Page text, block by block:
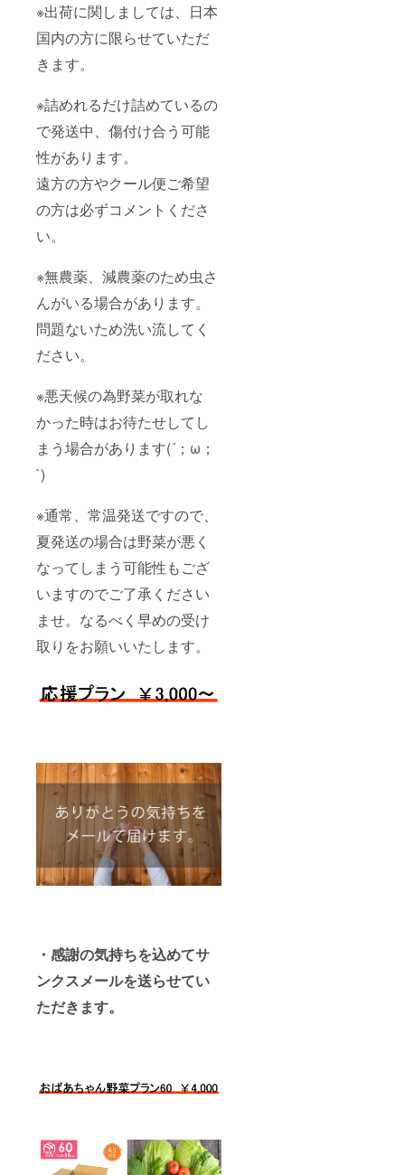
※出荷に関しましては、日本
国内の方に限らせていただ
きます。
※詰めれるだけ詰めているの
で発送中、傷付け合う可能
性があります。
遠方の方やクール便ご希望
の方は必ずコメントくださ
い。
※無農薬、減農薬のため虫さ
んがいる場合があります。
問題ないため洗い流してく
ださい。
※悪天候の為野菜が取れな
かった時はお待たせしてし
まう場合があります(´；ω；
`)
※通常、常温発送ですので、
夏発送の場合は野菜が悪く
なってしまう可能性もござ
いますのでご了承ください
ませ。なるべく早めの受け
取りをお願いいたします。
・感謝の気持ちを込めてサ
ンクスメールを送らせてい
ただきます。